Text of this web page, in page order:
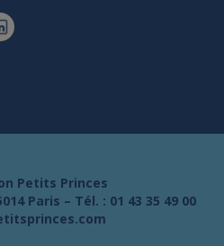
Petits Princes
Paris – Tél. : 01 43 35 49 00